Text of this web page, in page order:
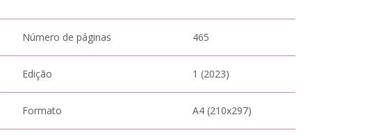
Número de páginas 465
Edição 1 (2023)
Formato A4 (210x297)